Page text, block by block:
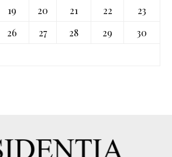
19 20 21 22
23
26 27 28 29
30